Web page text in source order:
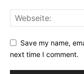
Save my name,
next time I comment.